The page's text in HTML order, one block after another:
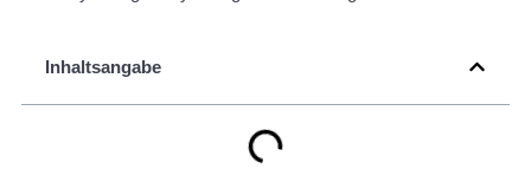
Inhaltsangabe